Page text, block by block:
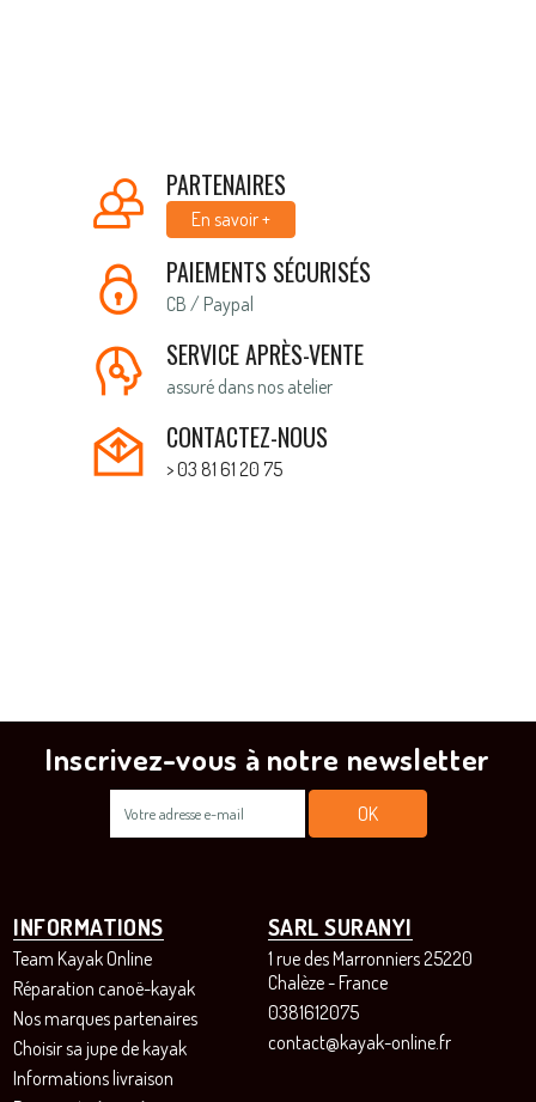
PARTENAIRES
En savoir +
PAIEMENTS SÉCURISÉS
CB / Paypal
SERVICE APRÈS-VENTE
assuré dans nos atelier
CONTACTEZ-NOUS
> 03 81 61 20 75
Inscrivez-vous à notre newsletter
INFORMATIONS
Team Kayak Online
Réparation canoë-kayak
Nos marques partenaires
Choisir sa jupe de kayak
Informations livraison
SARL SURANYI
1 rue des Marronniers 25220
Chalèze - France
0381612075
contact@kayak-online.fr